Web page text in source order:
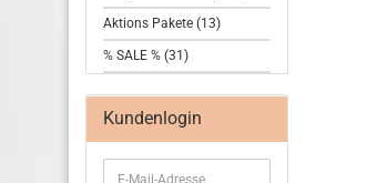
Aktions Pakete (13)
% SALE % (31)
Kundenlogin